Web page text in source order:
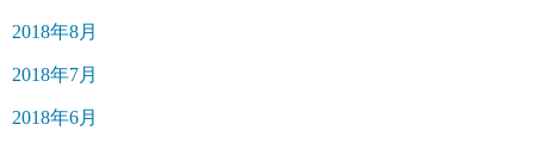
2018年8月
2018年7月
2018年6月